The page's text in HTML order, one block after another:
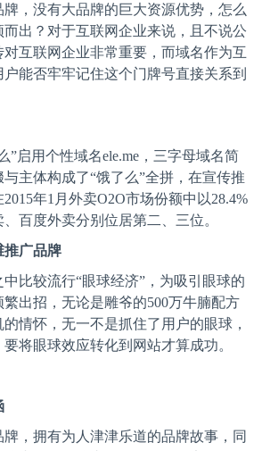
，没有大品牌的巨大资源优势，怎么
出？对于互联网企业来说，且不说公
互联网企业非常重要，而域名作为互
能否牢牢记住这个门牌号直接关系到
”启用个性域名ele.me ，三字母域名简
主体构成了“饿了么”全拼，在宣传推
2015年1 月外卖O2O市场份额中以28.4%
百度外卖分别位居第二、三位。
推广品牌
比较流行“眼球经济”，为吸引眼球的
出招，无论是雕爷的500万牛腩配方
情怀，无一不是抓住了用户的眼球，
将眼球效应转化到网站才算成功。
，拥有为人津津乐道的品牌故事，同